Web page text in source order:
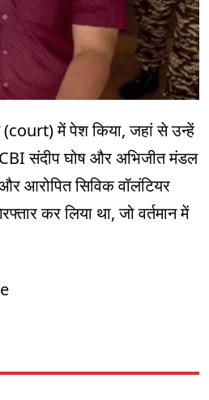
(court) में पेश किया, जहां से उन्हें
संदीप घोष और अभिजीत मंडल
आरोपित सिविक वॉलंटियर
कर लिया था, जो वर्तमान में